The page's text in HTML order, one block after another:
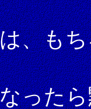
、も
った